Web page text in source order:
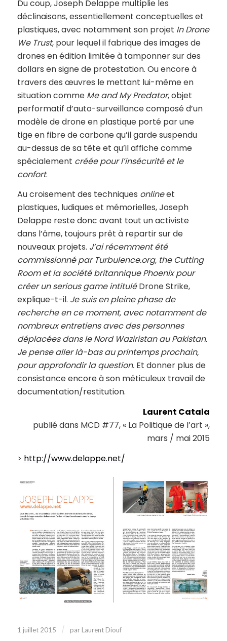
Du coup, Joseph Delappe multiplie les
déclinaisons, essentiellement conceptuelles et
plastiques, avec notamment son projet In Drone
We Trust, pour lequel il fabrique des images de
drones en édition limitée à tamponner sur des
dollars en signe de protestation. Ou encore à
travers des œuvres le mettant lui-même en
situation comme Me and My Predator, objet
performatif d’auto-surveillance composé d’un
modèle de drone en plastique porté par une
tige en fibre de carbone qu’il garde suspendu
au-dessus de sa tête et qu’il affiche comme
spécialement créée pour l’insécurité et le
confort.
Au croisement des techniques onlineet
plastiques, ludiques et mémorielles, Joseph
Delappe reste donc avant tout un activiste
dans l’âme, toujours prêt à repartir sur de
nouveaux projets. J’ai récemment été
commissionné par Turbulence.org, the Cutting
Room et la société britannique Phoenix pour
créer un serious game intituléDrone Strike,
explique-t-il. Je suis en pleine phase de
recherche en ce moment, avec notamment de
nombreux entretiens avec des personnes
déplacées dans le Nord Waziristan au Pakistan.
Je pense aller là-bas au printemps prochain,
pour approfondir la question.Et donner plus de
consistance encore à son méticuleux travail de
documentation/restitution.
Laurent Catala
publié dans MCD #77, « La Politique de l’art »,
mars / mai 2015
> http://www.delappe.net/
1 juillet 2015 / par Laurent Diouf